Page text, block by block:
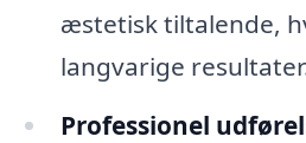
æstetisk tiltalende,
langvarige
Professionel